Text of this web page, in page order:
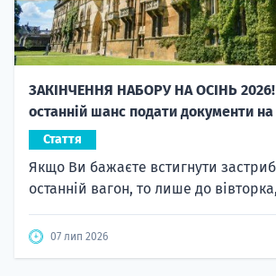
ЗАКІНЧЕННЯ НАБОРУ НА ОСІНЬ
останній шанс подати документи на
Стаття
Якщо Ви бажаєте встигнути
останній вагон, то лише до
07 лип 2026